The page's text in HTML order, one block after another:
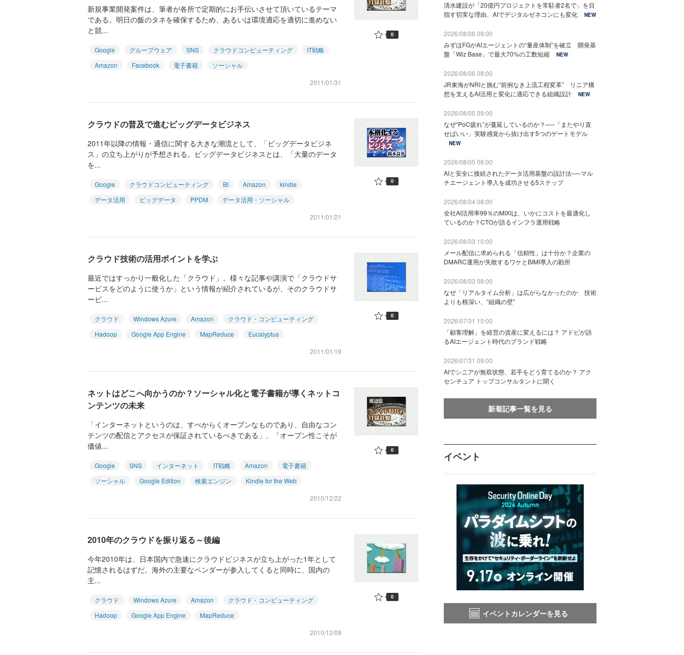
新規事業開発案件は、筆者が各所で定期的にお手伝いさせて頂いているテーマ
である。明日の飯のタネを確保するため、あるいは環境適応を適切に進めない
と競...
Google グループウェア SNS クラウドコンピューティング
IT戦略
Amazon
Facebook 電子書籍
ソーシャル
2011/01/31
0
クラウドの普及で進むビッグデータビジネス
2011年以降の情報・通信に関する大きな潮流として、「ビッグデータビジネ
ス」の立ち上がりが予想される。ビッグデータビジネスとは、「大量のデータ
を...
Google クラウドコンピューティング BI Amazon
kindle
データ活用
ビッグデータ PPDM
データ活用・ソーシャル
2011/01/21
0
クラウド技術の活用ポイントを学ぶ
最近ではすっかり一般化した「クラウド」。様々な記事や講演で「クラウドサ
ービスをどのように使うか」という情報が紹介されているが、そのクラウドサ
ービ...
クラウド Windows Azure Amazon
クラウド・コンピューティング
Hadoop
Google App Engine MapReduce
Eucalyptus
2011/01/19
0
ネットはどこへ向かうのか？ソーシャル化と電子書籍が導くネットコ
ンテンツの未来
「インターネットというのは、すべからくオープンなものであり、自由なコン
テンツの配信とアクセスが保証されているべきである」、「オープン性こそが
価値...
Google SNS インターネット IT戦略 Amazon
電子書籍
ソーシャル
Google Edition 検索エンジン
Kindle for the Web
2010/12/22
0
2010年のクラウドを振り返る～後編
今年2010年は、日本国内で急速にクラウドビジネスが立ち上がった1年として
記憶されるはずだ。海外の主要なベンダーが参入してくると同時に、国内の
主...
クラウド Windows Azure Amazon
クラウド・コンピューティング
Hadoop
Google App Engine
MapReduce
2010/12/09
0
清水建設が「20億円プロジェクトを常駐者2名で」を目
指す切実な理由、AIでデジタルゼネコンにも変化
NEW
2026/08/06 09:00
みずほFGがAIエージェントの“量産体制”を確立 開発基
盤「Wiz Base」で最大70%の工数短縮
NEW
2026/08/06 08:00
JR東海がNRIと挑む“前例なき上流工程変革” リニア構
想を支えるAI活用と変化に適応できる組織設計
NEW
2026/08/05 09:00
なぜ“PoC疲れ”が蔓延しているのか？──「またやり直
せばいい」実験感覚から抜け出す5つのゲートモデル
NEW
2026/08/05 08:00
AIと安全に接続されたデータ活用基盤の設計法──マル
チエージェント導入を成功させる5ステップ
2026/08/04 08:00
全社AI活用率99％のMIXIは、いかにコストを最適化し
ているのか？CTOが語るインフラ運用戦略
2026/08/03 10:00
メール配信に求められる「信頼性」は十分か？企業の
DMARC運用が失敗するワケとBIMI導入の勘所
2026/08/03 08:00
なぜ「リアルタイム分析」は広がらなかったのか 技術
よりも根深い、“組織の壁”
2026/07/31 10:00
「顧客理解」を経営の資産に変えるには？ アドビが語
るAIエージェント時代のブランド戦略
2026/07/31 09:00
AIでシニアが無双状態、若手をどう育てるのか？ アク
センチュア トップコンサルタントに聞く
新着記事一覧を見る
イベント
イベントカレンダーを見る